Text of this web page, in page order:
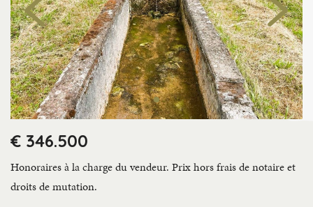
€ 346.500
Honoraires à la charge du vendeur. Prix hors frais de notaire et
droits de mutation.